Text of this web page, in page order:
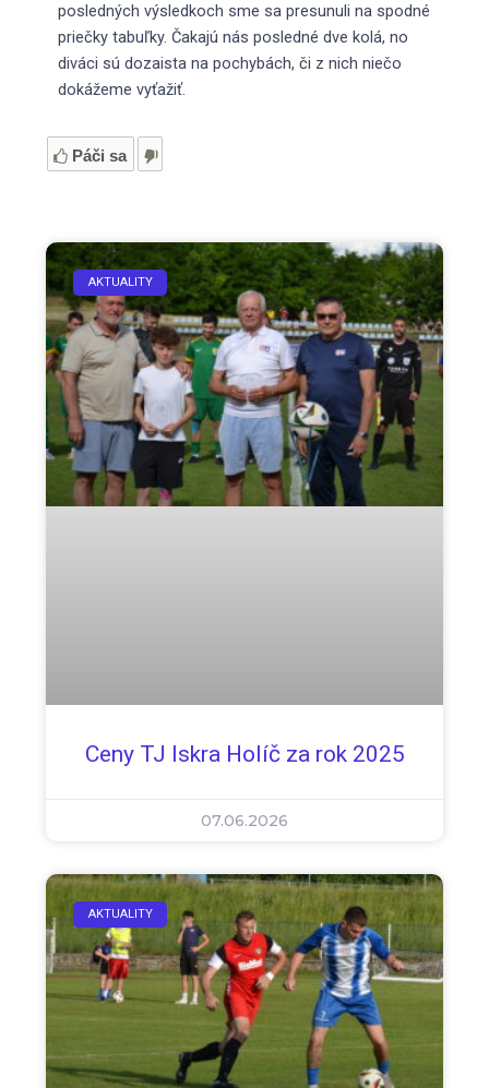
posledných výsledkoch sme sa presunuli na spodné
priečky tabuľky. Čakajú nás posledné dve kolá, no
diváci sú dozaista na pochybách, či z nich niečo
dokážeme vyťažiť.
Páči sa
AKTUALITY
Ceny TJ Iskra Holíč za rok 2025
07.06.2026
AKTUALITY